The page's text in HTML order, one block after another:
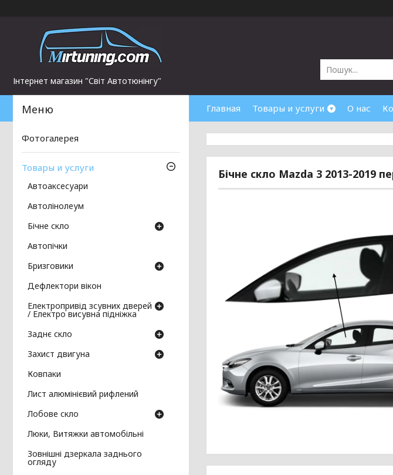
Інтернет магазин "Світ Автотюнінгу"
Главная Товары и услуги О нас
Бічне скло Mazda 3 2013-2019
Фотогалерея
Товары и услуги
Автоаксесуари
Автолінолеум
Бічне скло
Автопічки
Бризговики
Дефлектори вікон
Електропривід зсувних дверей
/ Електро висувна підніжка
Заднє скло
Захист двигуна
Ковпаки
Лист алюмінієвий рифлений
Лобове скло
Люки, Витяжки автомобільні
Зовнішні дзеркала заднього
огляду